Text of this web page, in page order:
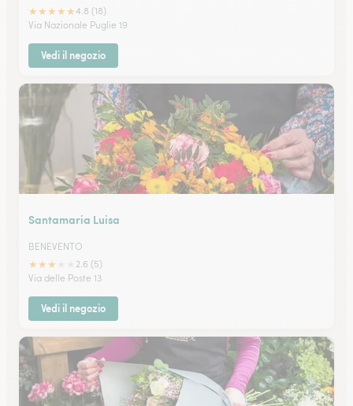
★★★★★4.8 (18)
Via Nazionale Puglie 19
Vedi il negozio
Santamaria Luisa
BENEVENTO
★★★
2.6 (5)
Via delle Poste 13
Vedi il negozio